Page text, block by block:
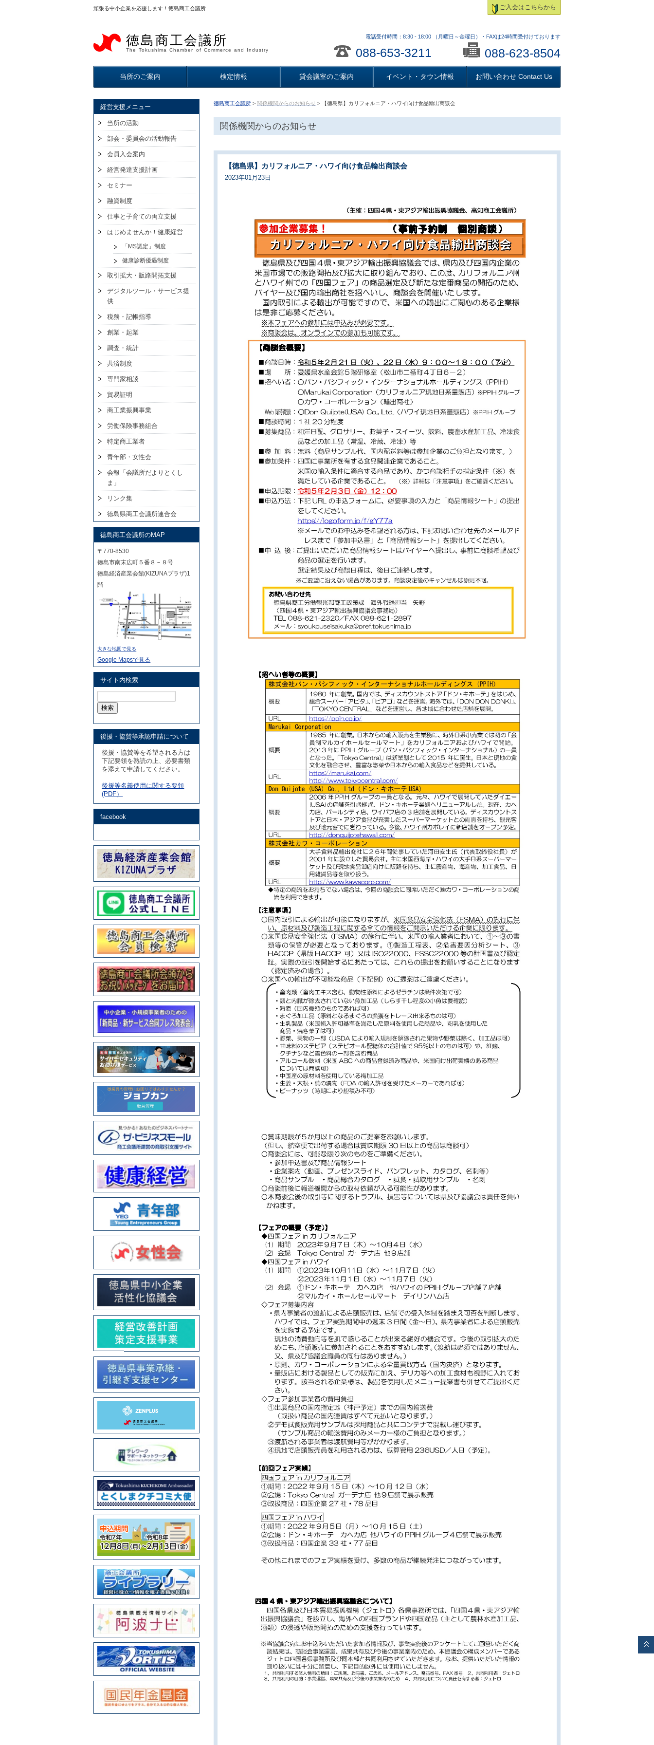
頑張る中小企業を応援します！徳島商工会議所 ご入会はこちらから
徳島商工会議所
The Tokushima Chamber of Commerce and Industry
電話受付時間：8:30 - 18:00 （月曜日～金曜日）・FAXは24時間受付けております
088-653-3211 088-623-8504
当所のご案内 検定情報 貸会議室のご案内 イベント・タウン情報 お問い合わせ Contact Us
徳島商工会議所 > 関係機関からのお知らせ > 【徳島県】カリフォルニア・ハワイ向け食品輸出商談会
関係機関からのお知らせ
【徳島県】カリフォルニア・ハワイ向け食品輸出商談会
2023年01月23日
経営支援メニュー
当所の活動
部会・委員会の活動報告
会員入会案内
経営発達支援計画
セミナー
融資制度
仕事と子育ての両立支援
はじめませんか！健康経営
「MS認定」制度
健康診断優遇制度
取引拡大・販路開拓支援
デジタルツール・サービス提
供
税務・記帳指導
創業・起業
調査・統計
共済制度
専門家相談
貿易証明
商工業振興事業
労働保険事務組合
特定商工業者
青年部・女性会
会報「会議所だよりとくし
ま」
リンク集
徳島県商工会議所連合会
徳島商工会議所のMAP
〒770-8530
徳島市南末広町５番８－８号
徳島経済産業会館(KIZUNAプラザ)1
階
大きな地図で見る
Google Mapsで見る
サイト内検索
索:
後援・協賛等承認申請について
後援・協賛等を希望される方は
下記要領を熟読の上、必要書類
を添えて申請してください。
後援等名義使用に関する要領
(PDF）
facebook